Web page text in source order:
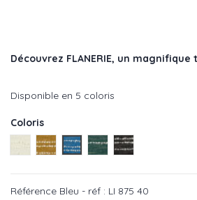
Découvrez FLANERIE, un magnifique
Disponible en 5 coloris
Coloris
Aube - réf : LI 875 01
Dore - réf : LI 875 22
Bleu - réf : LI 875 40
Etangs - réf : LI 875 41
Nuit - réf : LI 875
Référence Bleu - réf : LI 875 40